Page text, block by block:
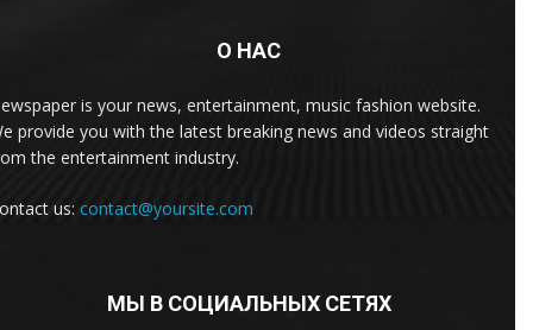
О НАС
is your news, entertainment, music fashion website.
provide you with the latest breaking news and videos straight
the entertainment industry.
us: contact@yoursite.com
МЫ В СОЦИАЛЬНЫХ СЕТЯХ